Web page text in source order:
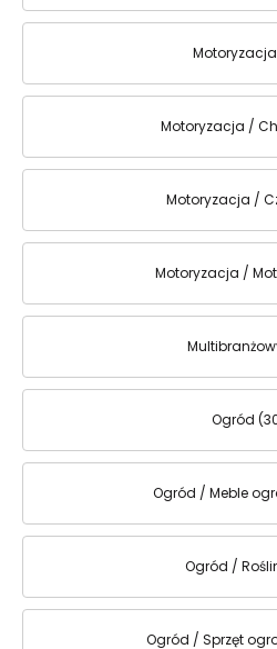
Motoryzacja
Motoryzacja /
Motoryzacja /
Motoryzacja /
Ogród
Ogród / Meble
Ogród /
Ogród / Sprzęt